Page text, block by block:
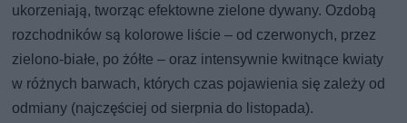
ukorzeniają, tworząc efektowne zielone dywany. Ozdobą
rozchodników są kolorowe liście – od czerwonych, przez
zielono-białe, po żółte – oraz intensywnie kwitnące kwiaty
w różnych barwach, których czas pojawienia się zależy od
odmiany (najczęściej od sierpnia do listopada).